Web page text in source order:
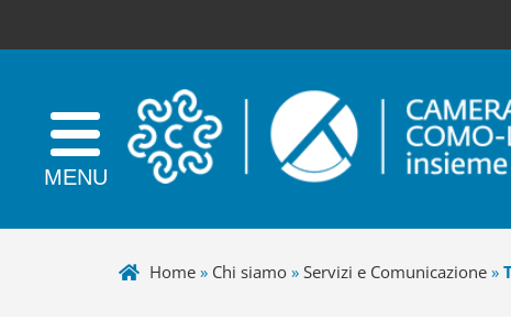
Home» Chi siamo» Servizi e Comunicazione»